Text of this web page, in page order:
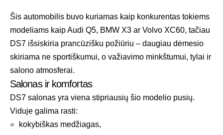
Šis automobilis buvo kuriamas kaip konkurentas tokiems
modeliams kaip Audi Q5, BMW X3 ar Volvo XC60, tačiau
DS7 išsiskiria prancūzišku požiūriu – daugiau dėmesio
skiriama ne sportiškumui, o važiavimo minkštumui, tylai ir
salono atmosferai.
Salonas ir komfortas
DS7 salonas yra viena stipriausių šio modelio pusių.
Viduje galima rasti:
kokybiškas medžiagas,